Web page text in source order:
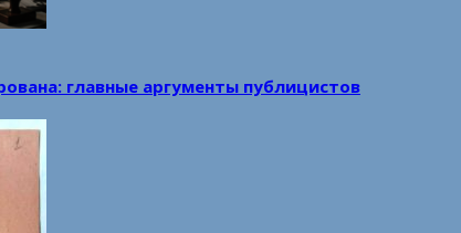
главные аргументы публицистов